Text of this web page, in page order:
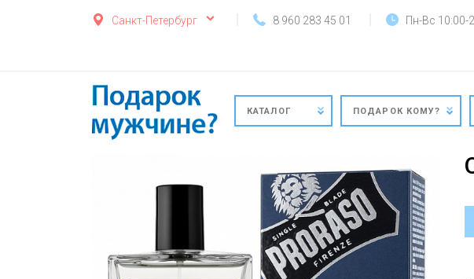
Санкт-Петербург 8 960 283 45 01 Пн-Вс 10:00-
КАТАЛОГ ПОДАРОК КОМУ?